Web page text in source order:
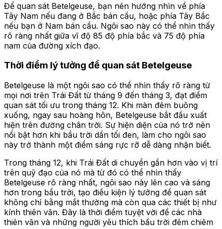
Để quan sát Betelgeuse, bạn nên hướng nhìn về phía
Tây Nam nếu đang ở Bắc bán cầu, hoặc phía Tây Bắc
nếu bạn ở Nam bán cầu. Ngôi sao này có thể nhìn thấy
rõ ràng nhất giữa vĩ độ 85 độ phía bắc và 75 độ phía
nam của đường xích đạo.
Thời điểm lý tưởng để quan sát Betelgeuse
Betelgeuse là một ngôi sao có thể nhìn thấy rõ ràng từ
mọi nơi trên Trái Đất từ tháng 9 đến tháng 3, đạt điểm
quan sát tối ưu trong tháng 12. Khi màn đêm buông
xuống, ngay sau hoàng hôn, Betelgeuse bắt đầu xuất
hiện trên đường chân trời. Sự hiện diện của nó trở nên
nổi bật hơn khi bầu trời dần tối đen, làm cho ngôi sao
này trở thành một điểm sáng rực rỡ dễ dàng nhận biết.
Trong tháng 12, khi Trái Đất di chuyển gần hơn vào vị trí
trên quỹ đạo của nó mà từ đó có thể nhìn thấy
Betelgeuse rõ ràng nhất, ngôi sao này lên cao và sáng
hơn trong bầu trời, tạo điều kiện lý tưởng để quan sát
không chỉ bằng mắt thường mà còn qua các thiết bị như
kính thiên văn. Đây là thời điểm tuyệt vời để các nhà
thiên văn và những người yêu thích bầu trời đêm chiêm